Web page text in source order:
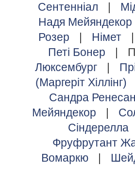
Сентенніал
|
Надя Мейяндекор
Розер
| Німет
Петі Бонер
|
Люксембург
|
(Маргеріт Хіллінг)
Сандра
Мейяндекор
|
Сіндерелла
Фруфрутант
Вомаркю
|